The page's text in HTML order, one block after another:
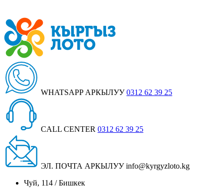
WHATSAPP АРКЫЛУУ 0312 62 39 25
CALL CENTER 0312 62 39 25
ЭЛ. ПОЧТА АРКЫЛУУ info@kyrgyzloto.kg
Чуй, 114 / Бишкек